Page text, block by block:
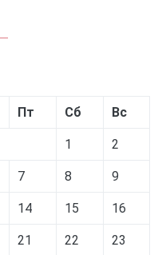
Пт Сб Вс
1 2
7 8 9
14 15 16
21 22 23